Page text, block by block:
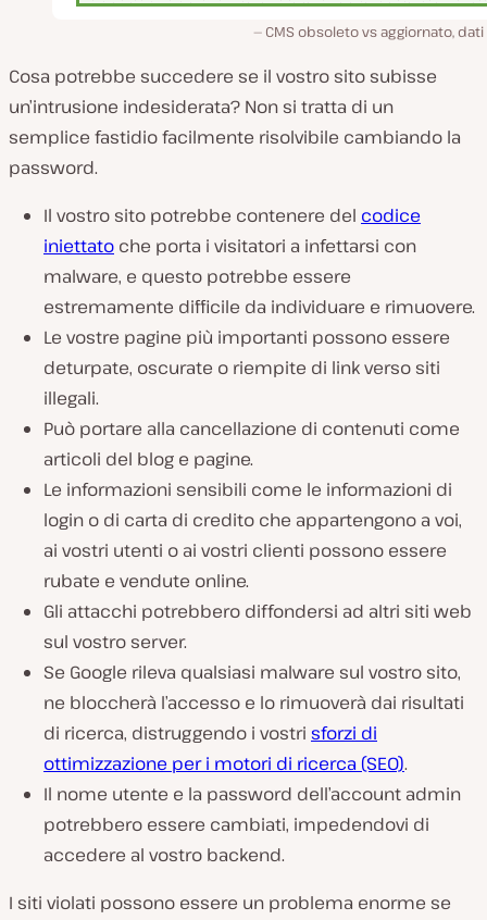
CMS obsoleto vs aggiornato, dati
Cosa potrebbe succedere se il vostro sito subisse
un’intrusione indesiderata? Non si tratta di un
semplice fastidio facilmente risolvibile cambiando la
password.
Il vostro sito potrebbe contenere del codice
iniettato che porta i visitatori a infettarsi con
malware, e questo potrebbe essere
estremamente difficile da individuare e rimuovere.
Le vostre pagine più importanti possono essere
deturpate, oscurate o riempite di link verso siti
illegali.
Può portare alla cancellazione di contenuti come
articoli del blog e pagine.
Le informazioni sensibili come le informazioni di
login o di carta di credito che appartengono a voi,
ai vostri utenti o ai vostri clienti possono essere
rubate e vendute online.
Gli attacchi potrebbero diffondersi ad altri siti web
sul vostro server.
Se Google rileva qualsiasi malware sul vostro sito,
ne bloccherà l’accesso e lo rimuoverà dai risultati
di ricerca, distruggendo i vostri sforzi di
ottimizzazione per i motori di ricerca (SEO).
Il nome utente e la password dell’account admin
potrebbero essere cambiati, impedendovi di
accedere al vostro backend.
I siti violati possono essere un problema enorme se